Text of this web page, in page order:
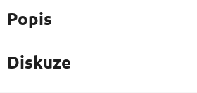
Popis
Diskuze